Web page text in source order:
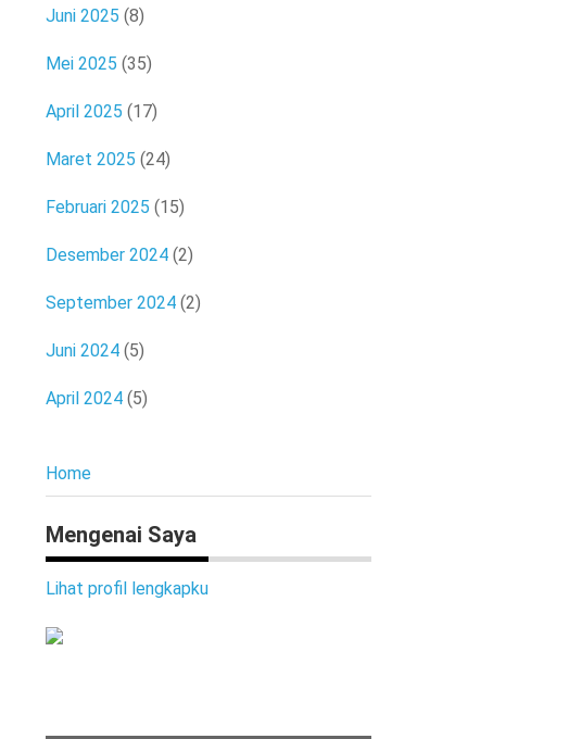
Juni 2025 (8)
Mei 2025 (35)
April 2025 (17)
Maret 2025 (24)
Februari 2025 (15)
Desember 2024 (2)
September 2024 (2)
Juni 2024 (5)
April 2024 (5)
Home
Mengenai Saya
Lihat profil lengkapku